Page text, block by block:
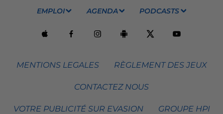
EMPLOI AGENDA PODCASTS
MENTIONS LEGALES RÈGLEMENT DES JEUX
CONTACTEZ NOUS
VOTRE PUBLICITÉ SUR EVASION GROUPE HPI